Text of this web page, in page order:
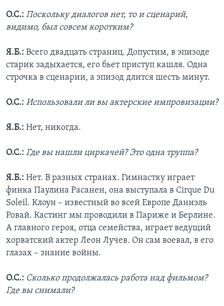
О.С.: Поскольку диалогов нет, то и сценарий,
видимо, был совсем коротким?
Я.Б.: Всего двадцать страниц. Допустим, в эпизоде
старик задыхается, его бьет приступ кашля. Одна
строчка в сценарии, а эпизод длится шесть минут.
О.С.: Использовали ли вы актерские импровизации?
Я.Б.: Нет, никогда.
О.С.: Где вы нашли циркачей? Это одна труппа?
Я.Б.: Нет. В разных странах. Гимнастку играет
финка Паулина Расанен, она выступала в Cirque Du
Soleil. Клоун – известный во всей Европе Даниэль
Ровай. Кастинг мы проводили в Париже и Берлине.
А главного героя, отца семейства, играет ведущий
хорватский актер Леон Лучев. Он сам воевал, в его
глазах – знание войны.
О.С.: Сколько продолжалась работа над фильмом?
Где вы снимали?